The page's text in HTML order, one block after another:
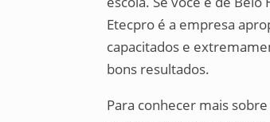
Etecpro é a empresa
capacitados e
bons resultados.
Para conhecer mais